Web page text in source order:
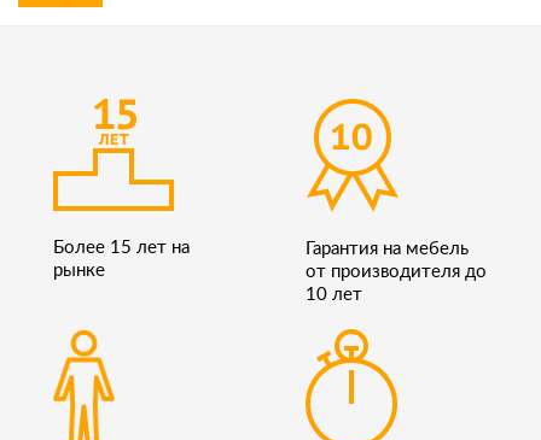
Более 15 лет на
рынке
Гарантия на мебель
от производителя до
10 лет